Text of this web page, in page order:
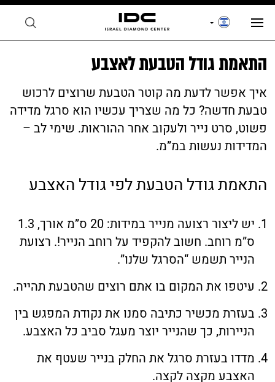
התאמת גודל הטבעת לאצבע
איך אפשר לדעת מה קוטר הטבעת שרוצים לרכוש
טבעת חדשה? כל מה שצריך עכשיו הוא סרגל מדידה
פשוט, סרט נייר ולעקוב אחר ההוראות. שימי לב –
המדידות נעשות במ”מ.
התאמת גודל הטבעת לפי גודל האצבע
יש ליצור רצועה מנייר במידות: 20 ס”מ אורך, 1.3
ס”מ רוחב. חשוב להקפיד על רוחב הנייר!. רצועת
הנייר תשמש “הסרגל שלנו”.
עיטפו את המקום בו אתם רוצים שהטבעת תהייה.
בעזרת מכשיר כתיבה סמנו את נקודת המפגש בין
הניירות, כך שהנייר יוצר מעגל סביב כל האצבע.
מדדו בעזרת סרגל את החלק בנייר שעטף את
האצבע מקצה לקצה.